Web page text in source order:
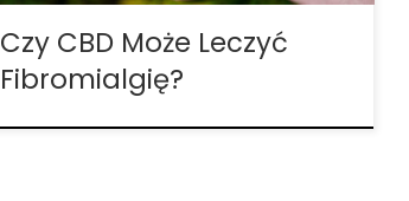
Czy CBD Może Leczyć
Fibromialgię?